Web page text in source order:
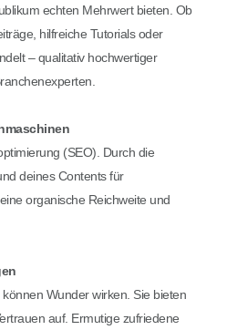
echten Mehrwert bieten. Ob
hilfreiche Tutorials oder
– qualitativ hochwertiger
(SEO). Durch die
deines Contents für
organische Reichweite und
Wunder wirken. Sie bieten
auf. Ermutige zufriedene